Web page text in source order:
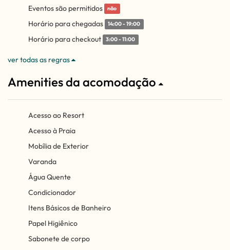
Eventos são permitidos não
Horário para chegadas 14:00 - 19:00
Horário para checkout 3:00 - 11:00
ver todas as regras
Amenities da acomodação
Acesso ao Resort
Acesso à Praia
Mobília de Exterior
Varanda
Água Quente
Condicionador
Itens Básicos de Banheiro
Papel Higiênico
Sabonete de corpo